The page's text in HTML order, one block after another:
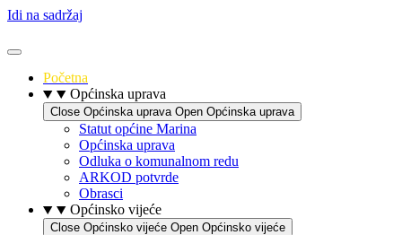
Idi na sadržaj
Početna
Općinska uprava
Close Općinska uprava Open Općinska uprava
Statut općine Marina
Općinska uprava
Odluka o komunalnom redu
ARKOD potvrde
Obrasci
Općinsko vijeće
Close Općinsko vijeće Open Općinsko vijeće